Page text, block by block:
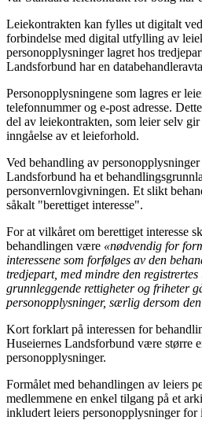
Leiekontrakten kan fylles ut digitalt
forbindelse med digital utfylling av
personopplysninger lagret hos
Landsforbund har en
Personopplysningene som lagres er
telefonnummer og e-post adresse.
del av leiekontrakten, som leier selv
inngåelse av et leieforhold.
Ved behandling av personopplysninger
Landsforbund ha et
personvernlovgivningen. Et slikt
såkalt "berettiget interesse".
For at vilkåret om berettiget interesse
behandlingen være «nødvendig for
interessene som forfølges av den
tredjepart, med mindre den registrertes
grunnleggende rettigheter og friheter
personopplysninger, særlig dersom
Kort forklart på interessen for
Huseiernes Landsforbund være større
personopplysninger.
Formålet med behandlingen av leiers
medlemmene en enkel tilgang på et
inkludert leiers personopplysninger for